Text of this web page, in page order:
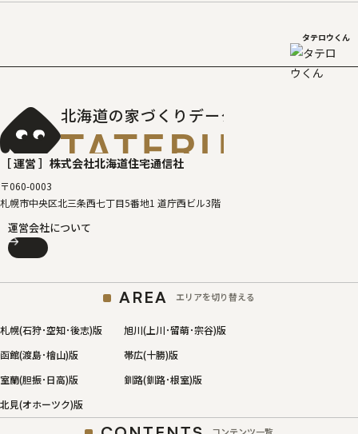
タテロウくん
北海道の家づくりデータベース
［ 運営 ］ 株式会社北海道住宅通信社
〒060-0003
札幌市中央区北三条西七丁目5番地1 道庁西ビル3階
運営会社について
AREA エリアを切り替える
札幌(石狩･空知･後志)版
旭川(上川･留萌･宗谷)版
函館(渡島･檜山)版
帯広(十勝)版
室蘭(胆振･日高)版
釧路(釧路･根室)版
北見(オホーツク)版